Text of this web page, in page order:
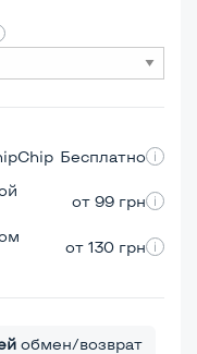
Бесплатно
от 99 грн
от 130 грн
обмен/возврат